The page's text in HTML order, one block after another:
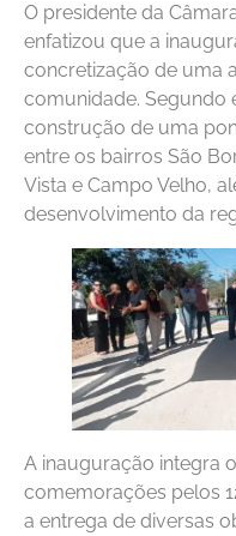
O presidente da
enfatizou que a
concretização de uma
comunidade. Segundo
construção de uma
entre os bairros São
Vista e Campo Velho,
desenvolvimento da
A inauguração integra
comemorações pelos
a entrega de diversas